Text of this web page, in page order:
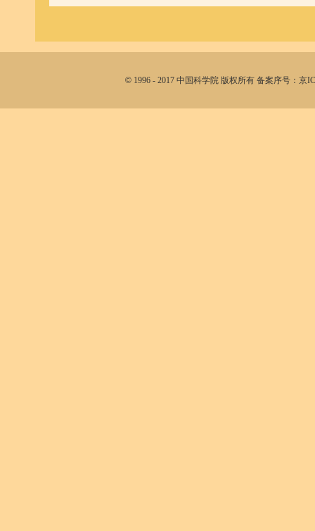
© 1996 - 2017 中国科学院 版权所有 备案序号：京